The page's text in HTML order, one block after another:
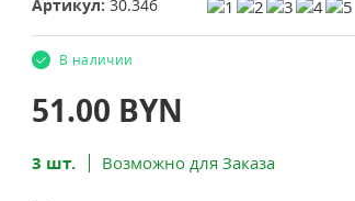
Артикул:30.346
В наличии
51.00 BYN
3 шт. Возможно для Заказа